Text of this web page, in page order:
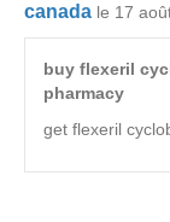
canada le 17
buy flexeril
pharmacy
get flexeril